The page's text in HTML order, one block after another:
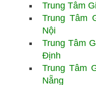
Trung Tâm
Trung Tâm
Nội
Trung Tâm
Định
Trung Tâm
Nẵng